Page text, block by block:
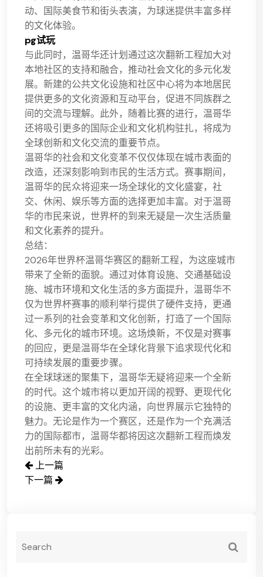
动、国际美食节和街头表演，为球迷提供丰富多样
的文化体验。
pg试玩
与此同时，温哥华还计划通过这次翻新工程加大对
本地社区的支持和融合，推动社会文化的多元化发
展。新建的公共文化设施和社区中心将为本地居民
提供更多的文化资源和互动平台，促进不同族群之
间的交流与理解。此外，随着比赛的进行，温哥华
还将吸引更多的国际企业和文化机构驻扎，将成为
全球创新和文化交流的重要节点。
温哥华的社会和文化变革不仅仅体现在城市表面的
改造，还深刻影响到市民的生活方式。赛事期间，
温哥华的民众将迎来一场全球化的文化盛宴，社
交、休闲、娱乐等方面的选择更加丰富。对于温哥
华的市民来说，世界杯的到来无疑是一次生活质量
和文化素养的提升。
总结：
2026年世界杯温哥华赛区的翻新工程，为这座城市
带来了全新的面貌。通过对体育设施、交通基础设
施、城市环境和文化生活的多方面提升，温哥华不
仅为世界杯赛事的顺利举行提供了硬件支持，更通
过一系列的社会变革和文化创新，打造了一个国际
化、多元化的城市环境。这场焕新，不仅是对赛事
的回应，更是温哥华在全球化背景下追求现代化和
可持续发展的重要步骤。
在全球球迷的聚集下，温哥华无疑将迎来一个全新
的时代。这个城市将以更加开阔的视野、更现代化
的设施、更丰富的文化内涵，向世界展示它独特的
魅力。无论是作为一个赛区，还是作为一个充满活
力的国际都市，温哥华都将因这次翻新工程而焕发
出前所未有的光彩。
上一篇
下一篇